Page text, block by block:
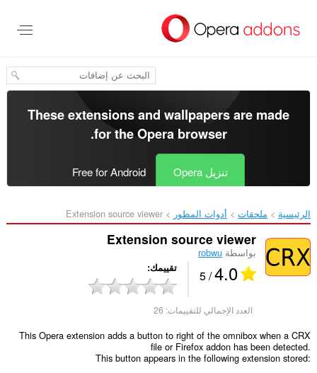
المحتوى
These extensions and wallpapers are made
for theOpera browser
.
تنزيل Opera Free for Android
الرئيسية ملحقات أدوات المطور Extension source viewer‎
Extension source viewer
بواسطة robwu
4.0
/ 5 تقييمك
العدد الإجمالي للتقييمات: 26
This Opera extension adds a button to right of the omnibox when a CRX
file or Firefox addon has been detected.
This button appears in the following extension stored: